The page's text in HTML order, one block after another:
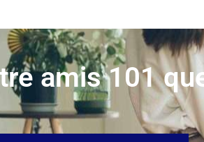
amis 101